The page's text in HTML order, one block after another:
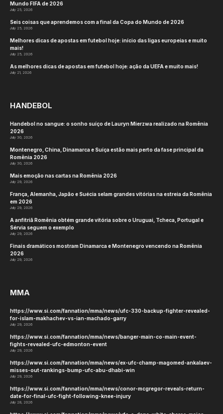
Mundo FIFA de 2026
July 25, 2026
Seis coisas que aprendemos com a final da Copa do Mundo de 2026
July 25, 2026
Melhores dicas de apostas em futebol hoje: início das ligas europeias e muito
mais!
July 25, 2026
As melhores dicas de apostas em futebol hoje: ação da UEFA e muito mais!
July 21, 2026
HANDEBOL
Handebol no sangue: o sonho suíço de Lauryn Mierzwa realizado na Romênia
2026
July 30, 2026
Montenegro, China, Dinamarca e Suíça estão mais perto da fase principal da
Romênia 2026
July 30, 2026
Mais emoção nas cartas na Romênia 2026
July 29, 2026
França, Alemanha, Japão e Suécia selam grandes vitórias na estreia da Romênia
em 2026
July 29, 2026
A anfitriã Romênia obtém grande vitória sobre o Uruguai, Tcheca, Portugal e
Sérvia seguem o exemplo
July 29, 2026
Finais dramáticos mostram Dinamarca e Montenegro vencendo na Romênia
2026
July 29, 2026
MMA
https://www.si.com/fannation/mma/news/ufc-330-backup-fighter-revealed-
for-islam-makhachev-vs-ian-machado-garry
July 29, 2026
https://www.si.com/fannation/mma/news/banger-main-co-main-event-
fights-revealed-ufc-edmonton-event
July 29, 2026
https://www.si.com/fannation/mma/news/ex-ufc-champ-magomed-ankalaev-
misses-out-rankings-bump-ufc-abu-dhabi-win
July 29, 2026
https://www.si.com/fannation/mma/news/conor-mcgregor-reveals-return-
date-for-final-ufc-fight-following-knee-injury
July 28, 2026